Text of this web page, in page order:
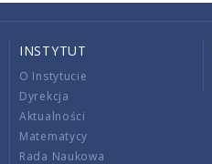
INSTYTUT
O Instytucie
Dyrekcja
Aktualności
Matematycy
Rada Naukowa